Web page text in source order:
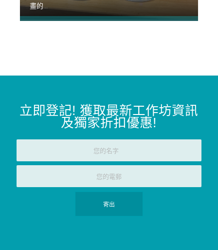
畫的...
立即登記! 獲取最新工作坊資訊
及獨家折扣優惠!